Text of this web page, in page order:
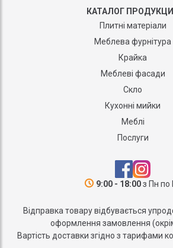
КАТАЛОГ
Плитні матеріали
Меблева фурнітура
Крайка
Меблеві фасади
Скло
Кухонні мийки
Меблі
Послуги
9:00 - 18:00з Пн по
Відправка товару відбувається
оформлення замовлення
Вартість доставки згідно з тарифами